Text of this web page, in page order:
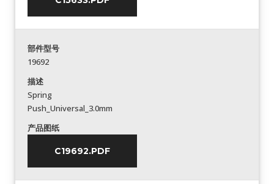
部件型号
19692
描述
Spring
Push_Universal_3.0mm
产品图纸
C19692.PDF